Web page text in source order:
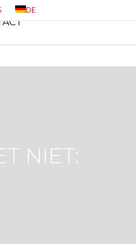
DE
NIET: